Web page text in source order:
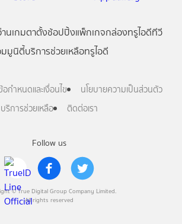
Follow us
© True Digital Group Company Limited.
All rights reserved
นเกมตาตั้งช้อปปิ้งแพ็กเกจกล่องทรูไอดีทีวี
มูนิตี้บริการช่วยเหลือทรูไอดี
อกำหนดและเงื่อนไข
นโยบายความเป็นส่วนตัว
บริการช่วยเหลือ
ติดต่อเรา